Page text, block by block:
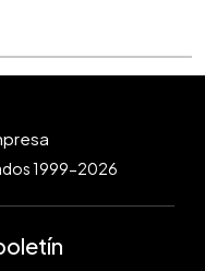
1999-2026